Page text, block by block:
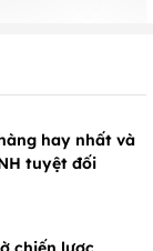
hay nhất và
tuyệt đối